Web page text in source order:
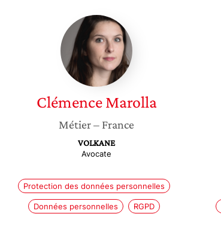
Clémence
Marolla
Clémence Marolla
Métier– France
VOLKANE
Avocate
Protection des données personnelles
Données personnelles RGPD